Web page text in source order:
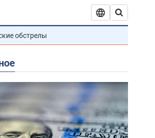
обстрелы